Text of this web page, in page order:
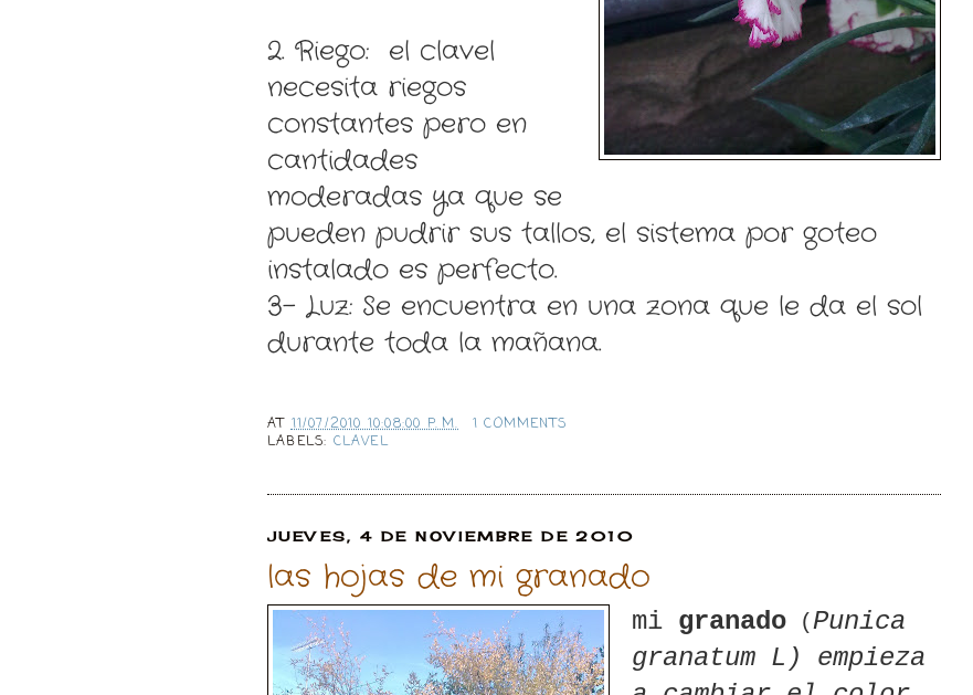
2. Riego: el clavel
necesita riegos
constantes pero en
cantidades
moderadas ya que se
pueden pudrir sus tallos, el sistema por goteo
instalado es perfecto.
3- Luz: Se encuentra en una zona que le da el sol
durante toda la mañana.
AT11/07/2010 10:08:00 P. M.
1 COMMENTS
LABELS: CLAVEL
JUEVES, 4 DE NOVIEMBRE DE 2010
las hojas de mi granado
mi granado (Punica
granatum L) empieza